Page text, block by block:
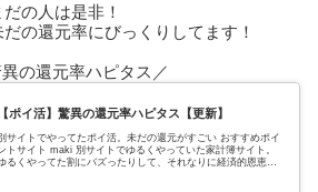
の人は是非！
の還元率にびっくりしてます！
異の還元率ハピタス／
【ポイ活】驚異の還元率ハピタス【更新】
サイトでやってたポイ活。未だの還元がすごい おすすめポイ
トサイト maki 別サイトでゆるくやっていた家計簿サイト。
るくやってた割にバズったりして、それなりに経済的恩恵も